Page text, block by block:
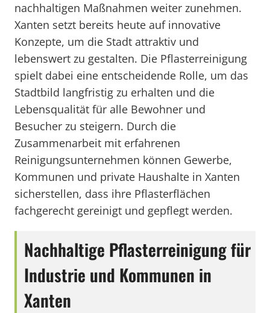
nachhaltigen Maßnahmen weiter zunehmen.
Xanten setzt bereits heute auf innovative
Konzepte, um die Stadt attraktiv und
lebenswert zu gestalten. Die Pflasterreinigung
spielt dabei eine entscheidende Rolle, um das
Stadtbild langfristig zu erhalten und die
Lebensqualität für alle Bewohner und
Besucher zu steigern. Durch die
Zusammenarbeit mit erfahrenen
Reinigungsunternehmen können Gewerbe,
Kommunen und private Haushalte in Xanten
sicherstellen, dass ihre Pflasterflächen
fachgerecht gereinigt und gepflegt werden.
Nachhaltige Pflasterreinigung für
Industrie und Kommunen in
Xanten